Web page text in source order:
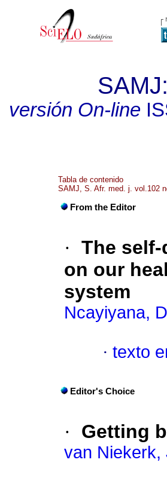
versión On-line
Tabla de contenido
SAMJ, S. Afr. med. j. vol.102
From the Editor
· The
on our
system
Ncayiyana,
· texto
Editor's Choice
· Getting
van Niekerk,